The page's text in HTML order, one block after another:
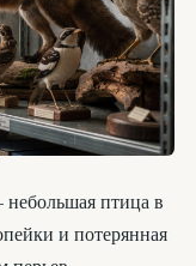
птица в
и потерянная